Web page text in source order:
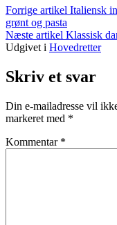
Læs
videre
Forrige artikel Italiensk
grønt og pasta
Næste artikel Klassisk
Udgivet i Hovedretter
Skriv et svar
Din e-mailadresse vil
markeret med *
Kommentar *